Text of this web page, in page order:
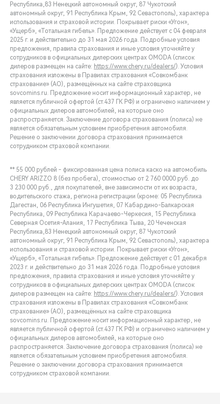
Республика,83 Ненецкий автономный округ, 87 Чукотский
автономный округ, 91 Республика Крым, 92 Севастополь), характера
использования и страховой истории. Покрывает риски «Угон»,
«Ущерб», «Тотальная гибель». Предложение действует с 04 февраля
2025 г. и действительно до 31 мая 2026 года. Подробные условия
предложения, правила страхования и иные условия уточняйте у
сотрудников в официальных дилерских центрах OMODA (список
дилеров размещен на сайте: https://www.chery.ru/dealers/). Условия
страхования изложены в Правилах страхования «Совкомбанк
страхование» (АО), размещённых на сайте страховщика
sovcomins.ru. Предложение носит информационный характер, не
является публичной офертой (ст.437 ГК РФ) и ограничено наличием у
официальных дилеров автомобилей, на которые оно
распространяется. Заключение договора страхования (полиса) не
является обязательным условием приобретения автомобиля.
Решение о заключении договора страхования принимается
сотрудником страховой компании.
** 55 000 рублей - фиксированная цена полиса каско на автомобиль
CHERY ARIZZO 8 (без пробега), стоимостью от 2 760 0000 руб. до
3 230 000 руб., для покупателей, вне зависимости от их возраста,
водительского стажа, региона регистрации (кроме: 05 Республика
Дагестан, 06 Республика Ингушетия, 07 Кабардино-Балкарская
Республика, 09 Республика Карачаево-Черкесия, 15 Республика
Северная Осетия-Алания, 17 Республика Тыва, 20 Чеченская
Республика,83 Ненецкий автономный округ, 87 Чукотский
автономный округ, 91 Республика Крым, 92 Севастополь), характера
использования и страховой истории. Покрывает риски «Угон»,
«Ущерб», «Тотальная гибель». Предложение действует с 01 декабря
2023 г. и действительно до 31 мая 2026 года. Подробные условия
предложения, правила страхования и иные условия уточняйте у
сотрудников в официальных дилерских центрах OMODA (список
дилеров размещен на сайте: https://www.chery.ru/dealers/). Условия
страхования изложены в Правилах страхования «Совкомбанк
страхование» (АО), размещённых на сайте страховщика
sovcomins.ru. Предложение носит информационный характер, не
является публичной офертой (ст.437 ГК РФ) и ограничено наличием у
официальных дилеров автомобилей, на которые оно
распространяется. Заключение договора страхования (полиса) не
является обязательным условием приобретения автомобиля.
Решение о заключении договора страхования принимается
сотрудником страховой компании.